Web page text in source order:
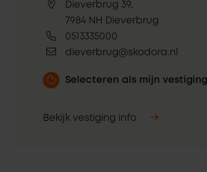
Dieverbrug 39,
7984 NH Dieverbrug
0513335000
dieverbrug@skodora.nl
Selecteren als mijn vestiging
Bekijk vestiging info